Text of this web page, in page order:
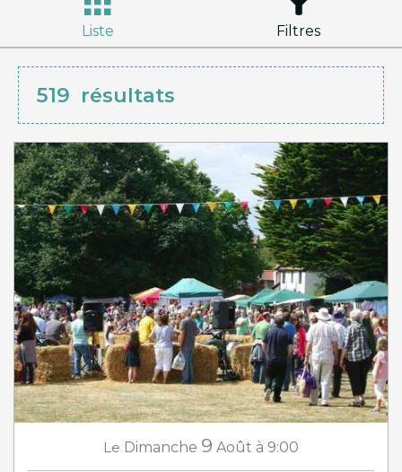
Liste Filtres
519 résultats
Le Dimanche 9 Août à 9:00